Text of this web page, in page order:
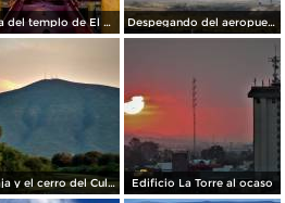
Cupula del templo de El Carmen. Despegando del aeropuerto de Celaya
Rio Laja y el cerro del Culiacán de fondo Edificio La Torre al ocaso